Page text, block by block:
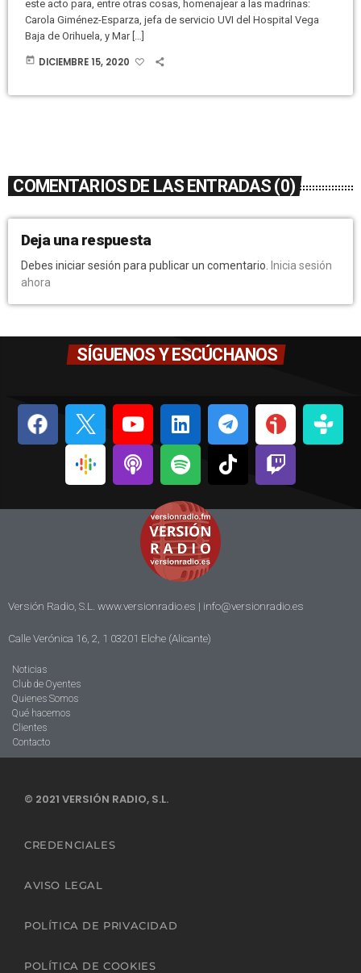
este acto para, entre otras cosas, homenajear a las madrinas:
Carola Giménez-Esparza, jefa de servicio UVI del Hospital Vega
Baja de Orihuela, y Mar […]
today DICIEMBRE 15, 2020
COMENTARIOS DE LAS ENTRADAS (0)
Deja una respuesta
Debes iniciar sesión para publicar un comentario.
Inicia sesión
ahora
SÍGUENOS Y ESCÚCHANOS
Versión Radio, S.L. www.versionradio.es | info@versionradio.es
Calle Verónica 16, 2, 1 03201 Elche (Alicante)
Noticias
Club de Oyentes
Quienes Somos
Qué hacemos
Clientes
Contacto
© 2021 VERSIÓN RADIO, S.L.
CREDENCIALES
AVISO LEGAL
POLÍTICA DE PRIVACIDAD
POLÍTICA DE COOKIES